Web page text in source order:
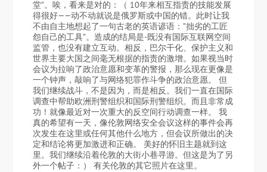
堂”。唉，看来是对的：（ 10年来相互指责的技能发展
得很好——动不动就说是俄罗斯或中国的错。此时让我
不由自主地想起了一句古老的英语谚语：”拙劣的工匠
怨自己的工具”。造成的结局是-既没有国际互联网空间
监管，也没有建立互动。相反，巴尔干化、保护主义和
世界主要大国之间毫无根据的指责的激增。如果视当时
会议为拉响了政治意愿和变革的警报，那么现在更像是
一个钟声，敲响了与网络犯罪作斗争的政治意愿。 但
我们继续战斗，不是因为，而是相反。我们一直在国际
调查中帮助欧洲刑警组织和国际刑警组织。而且非常成
功！就像最近对一次重大的反空间行动调查一样。 我
真的希望有一天，像伦敦网络安全会议这样的事件会再
次发生在这里或任何其他什么地方，但会议所做出的决
定和结论将更加激进和正确。 美好的怀旧主题就到这
里。我们继续沿着伦敦的大街小巷寻游。但这是为了另
外一个帖子：） 有关伦敦的其它照片在这里。